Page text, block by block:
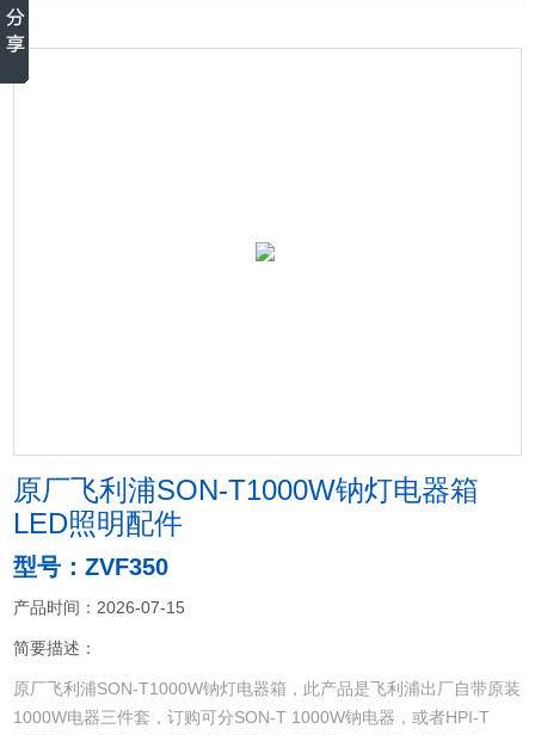
原厂飞利浦SON-T1000W钠灯电器箱
LED照明配件
型号：ZVF350
产品时间：2026-07-15
简要描述：
原厂飞利浦SON-T1000W钠灯电器箱，此产品是飞利浦出厂自带原装
1000W电器三件套，订购可分SON-T 1000W钠电器，或者HPI-T